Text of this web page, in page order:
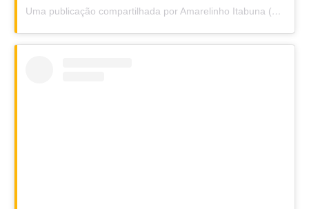
Uma publicação compartilhada por Amarelinho Itabuna (@amarelinhoitabuna)